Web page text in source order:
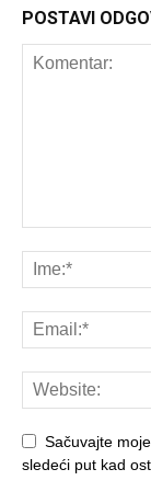
POSTAVI
Sačuvajte
sledeći put kad